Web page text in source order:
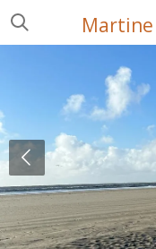
Ga
hoofdinhoud
Martine